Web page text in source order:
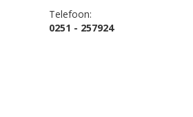
Telefoon:
0251 - 257924